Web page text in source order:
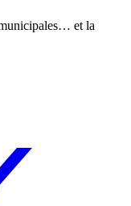
et la